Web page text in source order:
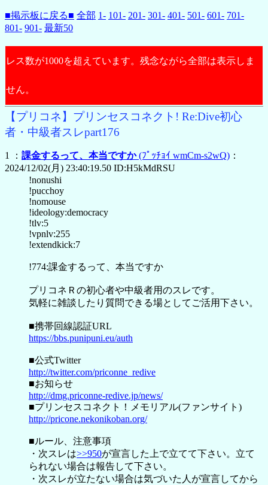
■掲示板に戻る■ 全部 1- 101- 201- 301- 401- 501- 601- 701-
801- 901- 最新50
レス数が1000を超えています。残念ながら全部は表示しま
せん。
【プリコネ】プリンセスコネクト! Re:Dive初心
者・中級者スレpart176
1 ： 課金するって、本当ですか(ﾌﾟｯﾁｮｲ wmCm-s2wQ) ：
2024/12/02(月) 23:40:19.50 ID:H5kMdRSU
!nonushi
!pucchoy
!nomouse
!ideology:democracy
!tlv:5
!vpnlv:255
!extendkick:7
!774:課金するって、本当ですか
プリコネＲの初心者や中級者用のスレです。
気軽に雑談したり質問できる場としてご活用下さい。
■携帯回線認証URL
https://bbs.punipuni.eu/auth
■公式Twitter
http://twitter.com/priconne_redive
■お知らせ
http://dmg.priconne-redive.jp/news/
■プリンセスコネクト！メモリアル(ファンサイト)
http://pricone.nekonikoban.org/
■ルール、注意事項
・次スレは>>950が宣言した上で立てて下さい。立て
られない場合は報告して下さい。
・次スレが立たない場合は気づいた人が宣言してから